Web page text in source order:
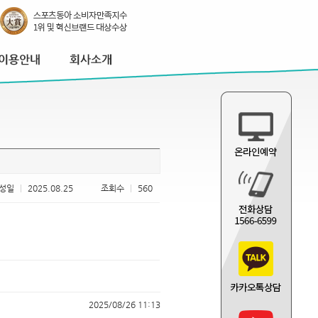
일 2025.08.25 조회수 560
2025/08/26 11:13